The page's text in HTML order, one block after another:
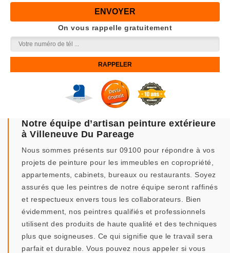
On vous rappelle gratuitement
Notre équipe d’artisan peinture extérieure
à Villeneuve Du Pareage
Nous sommes présents sur 09100 pour répondre à vos
projets de peinture pour les immeubles en copropriété,
appartements, cabinets, bureaux ou restaurants. Soyez
assurés que les peintres de notre équipe seront raffinés
et respectueux envers tous les collaborateurs. Bien
évidemment, nos peintres qualifiés et professionnels
utilisent des produits de haute qualité et des techniques
plus que soigneuses. Ce qui signifie que le travail sera
parfait et durable. Vous pouvez nous appeler si vous